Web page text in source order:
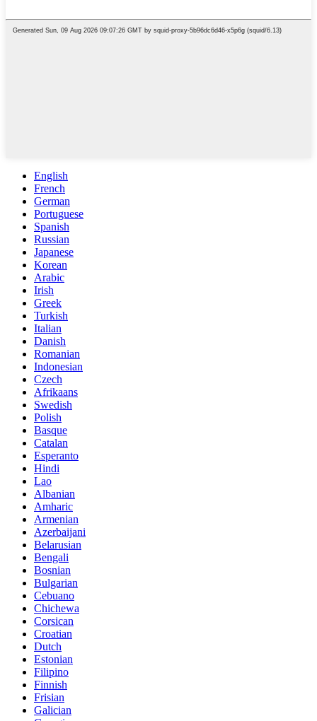
English
French
German
Portuguese
Spanish
Russian
Japanese
Korean
Arabic
Irish
Greek
Turkish
Italian
Danish
Romanian
Indonesian
Czech
Afrikaans
Swedish
Polish
Basque
Catalan
Esperanto
Hindi
Lao
Albanian
Amharic
Armenian
Azerbaijani
Belarusian
Bengali
Bosnian
Bulgarian
Cebuano
Chichewa
Corsican
Croatian
Dutch
Estonian
Filipino
Finnish
Frisian
Galician